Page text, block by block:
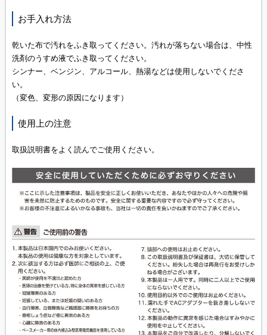
お手入れ方法
乾いた布で汚れをふき取ってください。汚れが落ちない場合は、中性
洗剤のうすめ液でふき取ってください。
シンナー、ベンジン、アルコール、熱湯などは使用しないでくださ
い。
（変色、変形の原因になります）
使用上の注意
取扱説明書をよく読んでご使用ください。